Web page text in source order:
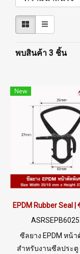
พบสินค้า 3 ชิ้น
New
EPDM Rubber Seal
ซีลยาง EPDM หน้า
สำหรับงานซีลประตู